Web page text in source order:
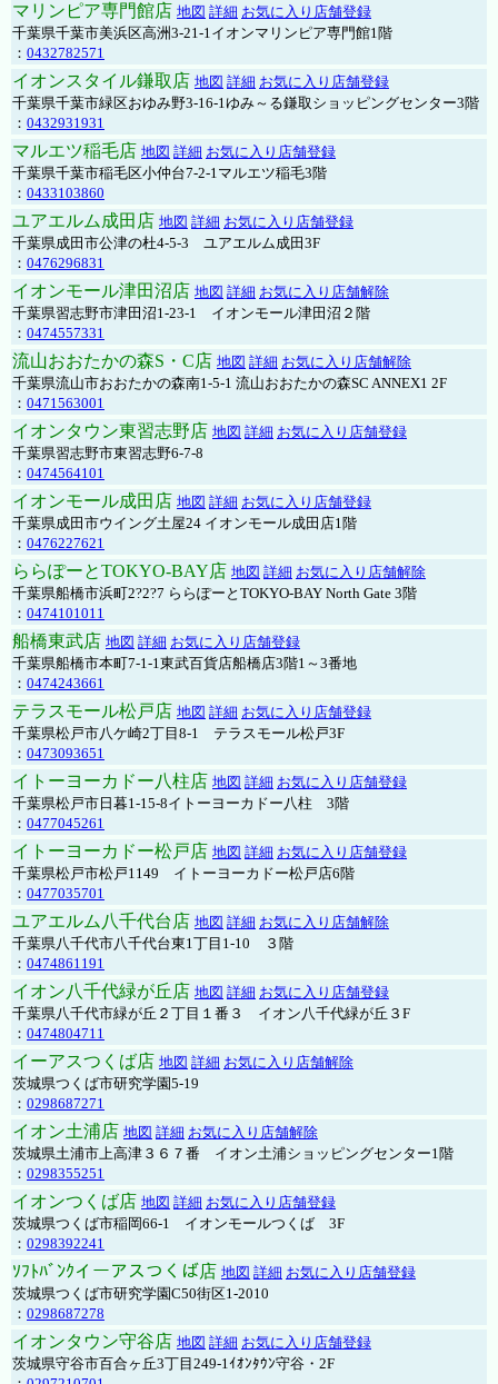
マリンピア専門館店 地図 詳細 お気に入り店舗登録
千葉県千葉市美浜区高洲3-21-1イオンマリンピア専門館1階
： 0432782571
イオンスタイル鎌取店 地図 詳細 お気に入り店舗登録
千葉県千葉市緑区おゆみ野3-16-1ゆみ～る鎌取ショッピングセンター3階
： 0432931931
マルエツ稲毛店 地図 詳細 お気に入り店舗登録
千葉県千葉市稲毛区小仲台7-2-1マルエツ稲毛3階
： 0433103860
ユアエルム成田店 地図 詳細 お気に入り店舗登録
千葉県成田市公津の杜4-5-3 ユアエルム成田3F
： 0476296831
イオンモール津田沼店 地図 詳細 お気に入り店舗解除
千葉県習志野市津田沼1-23-1 イオンモール津田沼２階
： 0474557331
流山おおたかの森S・C店 地図 詳細 お気に入り店舗解除
千葉県流山市おおたかの森南1-5-1 流山おおたかの森SC ANNEX1 2F
： 0471563001
イオンタウン東習志野店 地図 詳細 お気に入り店舗登録
千葉県習志野市東習志野6-7-8
： 0474564101
イオンモール成田店 地図 詳細 お気に入り店舗登録
千葉県成田市ウイング土屋24 イオンモール成田店1階
： 0476227621
ららぽーとTOKYO-BAY店 地図 詳細 お気に入り店舗解除
千葉県船橋市浜町2?2?7 ららぽーとTOKYO-BAY North Gate 3階
： 0474101011
船橋東武店 地図 詳細 お気に入り店舗登録
千葉県船橋市本町7-1-1東武百貨店船橋店3階1～3番地
： 0474243661
テラスモール松戸店 地図 詳細 お気に入り店舗登録
千葉県松戸市八ケ崎2丁目8-1 テラスモール松戸3F
： 0473093651
イトーヨーカドー八柱店 地図 詳細 お気に入り店舗登録
千葉県松戸市日暮1-15-8イトーヨーカドー八柱 3階
： 0477045261
イトーヨーカドー松戸店 地図 詳細 お気に入り店舗登録
千葉県松戸市松戸1149 イトーヨーカドー松戸店6階
： 0477035701
ユアエルム八千代台店 地図 詳細 お気に入り店舗解除
千葉県八千代市八千代台東1丁目1-10 ３階
： 0474861191
イオン八千代緑が丘店 地図 詳細 お気に入り店舗登録
千葉県八千代市緑が丘２丁目１番３ イオン八千代緑が丘３F
： 0474804711
イーアスつくば店 地図 詳細 お気に入り店舗解除
茨城県つくば市研究学園5-19
： 0298687271
イオン土浦店 地図 詳細 お気に入り店舗解除
茨城県土浦市上高津３６７番 イオン土浦ショッピングセンター1階
： 0298355251
イオンつくば店 地図 詳細 お気に入り店舗登録
茨城県つくば市稲岡66-1 イオンモールつくば 3F
： 0298392241
ｿﾌﾄﾊﾞﾝｸイーアスつくば店 地図 詳細 お気に入り店舗登録
茨城県つくば市研究学園C50街区1-2010
： 0298687278
イオンタウン守谷店 地図 詳細 お気に入り店舗登録
茨城県守谷市百合ヶ丘3丁目249-1ｲｵﾝﾀｳﾝ守谷・2F